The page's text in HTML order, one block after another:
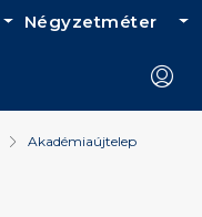
Négyzetméter
Akadémiaújtelep